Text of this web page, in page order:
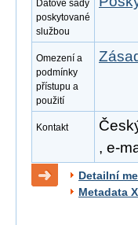
Datové sady
poskytované
službou
Omezení a
podmínky
přístupu a
použití
Kontakt
, e-
Detailní
Metadata